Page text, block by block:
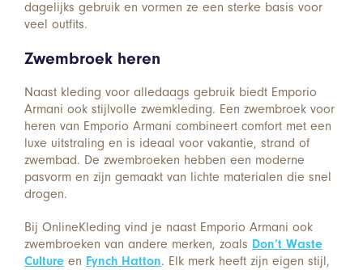
dagelijks gebruik en vormen ze een sterke basis voor
veel outfits.
Zwembroek heren
Naast kleding voor alledaags gebruik biedt Emporio
Armani ook stijlvolle zwemkleding. Een zwembroek voor
heren van Emporio Armani combineert comfort met een
luxe uitstraling en is ideaal voor vakantie, strand of
zwembad. De zwembroeken hebben een moderne
pasvorm en zijn gemaakt van lichte materialen die snel
drogen.
Bij OnlineKleding vind je naast Emporio Armani ook
zwembroeken van andere merken, zoals Don’t Waste
Culture en Fynch Hatton. Elk merk heeft zijn eigen stijl,